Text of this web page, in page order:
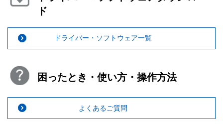
ド
ドライバー・ソフトウェア一覧
困ったとき・使い方・操作方法
よくあるご質問